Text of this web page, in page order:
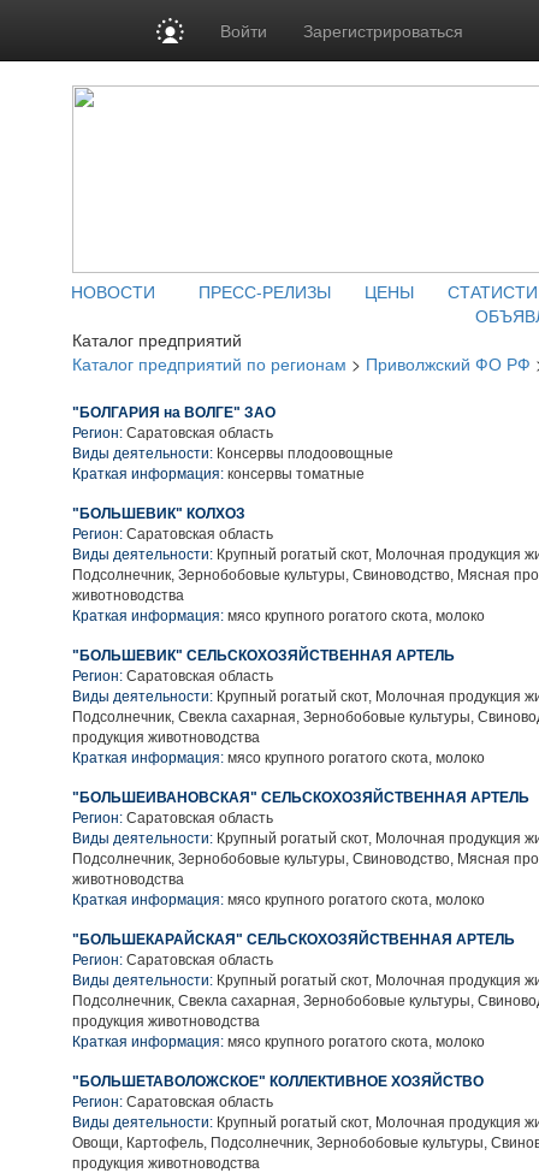
Войти Зарегистрироваться
НОВОСТИ ПРЕСС-РЕЛИЗЫ ЦЕНЫ
Каталог предприятий
Каталог предприятий по регионам > Приволжский ФО РФ
"БОЛГАРИЯ на ВОЛГЕ" ЗАО
Регион: Саратовская область
Виды деятельности: Консервы плодоовощные
Краткая информация: консервы томатные
"БОЛЬШЕВИК" КОЛХОЗ
Регион: Саратовская область
Виды деятельности: Крупный рогатый скот, Молочная продукция
Подсолнечник, Зернобобовые культуры, Свиноводство, Мясная
животноводства
Краткая информация: мясо крупного рогатого скота, молоко
"БОЛЬШЕВИК" СЕЛЬСКОХОЗЯЙСТВЕННАЯ АРТЕЛЬ
Регион: Саратовская область
Виды деятельности: Крупный рогатый скот, Молочная продукция
Подсолнечник, Свекла сахарная, Зернобобовые культуры,
продукция животноводства
Краткая информация: мясо крупного рогатого скота, молоко
"БОЛЬШЕИВАНОВСКАЯ" СЕЛЬСКОХОЗЯЙСТВЕННАЯ АРТЕЛЬ
Регион: Саратовская область
Виды деятельности: Крупный рогатый скот, Молочная продукция
Подсолнечник, Зернобобовые культуры, Свиноводство, Мясная
животноводства
Краткая информация: мясо крупного рогатого скота, молоко
"БОЛЬШЕКАРАЙСКАЯ" СЕЛЬСКОХОЗЯЙСТВЕННАЯ АРТЕЛЬ
Регион: Саратовская область
Виды деятельности: Крупный рогатый скот, Молочная продукция
Подсолнечник, Свекла сахарная, Зернобобовые культуры,
продукция животноводства
Краткая информация: мясо крупного рогатого скота, молоко
"БОЛЬШЕТАВОЛОЖСКОЕ" КОЛЛЕКТИВНОЕ ХОЗЯЙСТВО
Регион: Саратовская область
Виды деятельности: Крупный рогатый скот, Молочная продукция
Овощи, Картофель, Подсолнечник, Зернобобовые культуры,
продукция животноводства